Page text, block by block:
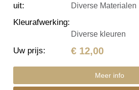
uit: Diverse Materialen
Kleurafwerking:
Diverse kleuren
Uw prijs: € 12,00
Meer info